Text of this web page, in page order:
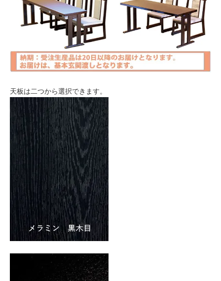
天板は二つから選択できます。